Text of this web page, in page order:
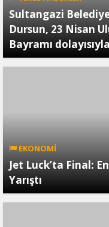
Sultangazi
Dursun, 23 Nisan
Bayramı
EKONOMİ
Jet Luck’ta Final:
Yarıştı